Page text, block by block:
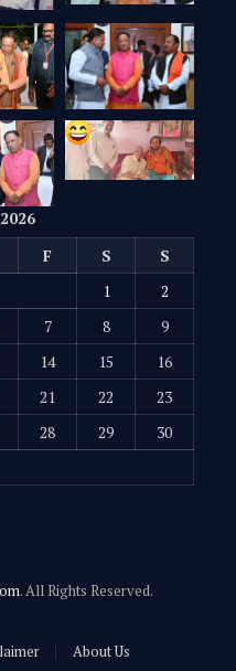
F S
S
1
2
7 8
9
14 15
16
21 22
23
28 29
30
. All Rights Reserved.
About Us